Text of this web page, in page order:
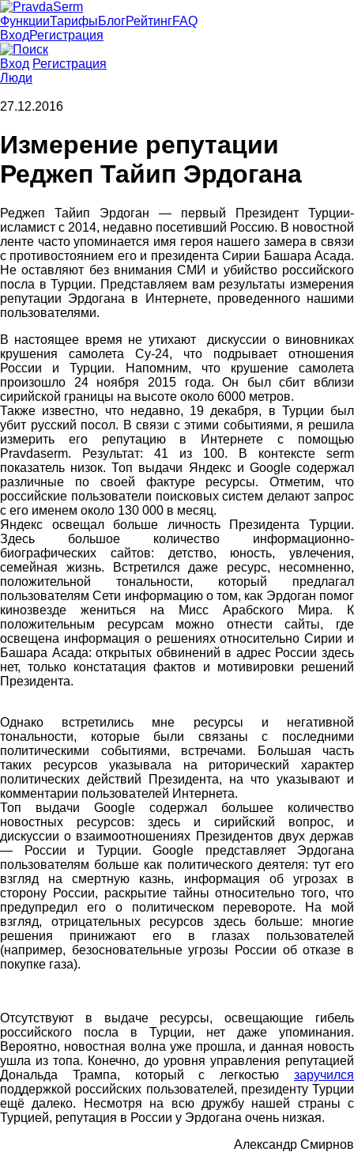
ФункцииТарифыБлогРейтингFAQ
ВходРегистрация
Вход Регистрация
Люди
27.12.2016
Измерение репутации
Реджеп Тайип Эрдогана
Реджеп Тайип Эрдоган — первый Президент Турции-
исламист с 2014, недавно посетивший Россию. В новостной
ленте часто упоминается имя героя нашего замера в связи
с противостоянием его и президента Сирии Башара Асада.
Не оставляют без внимания СМИ и убийство российского
посла в Турции. Представляем вам результаты измерения
репутации Эрдогана в Интернете, проведенного нашими
пользователями.
В настоящее время не утихают дискуссии о виновниках
крушения самолета Су-24, что подрывает отношения
России и Турции. Напомним, что крушение самолета
произошло 24 ноября 2015 года. Он был сбит вблизи
сирийской границы на высоте около 6000 метров.
Также известно, что недавно, 19 декабря, в Турции был
убит русский посол. В связи с этими событиями, я решила
измерить его репутацию в Интернете с помощью
Pravdaserm. Результат: 41 из 100. В контексте serm
показатель низок. Топ выдачи Яндекс и Google содержал
различные по своей фактуре ресурсы. Отметим, что
российские пользователи поисковых систем делают запрос
с его именем около 130 000 в месяц.
Яндекс освещал больше личность Президента Турции.
Здесь большое количество информационно-
биографических сайтов: детство, юность, увлечения,
семейная жизнь. Встретился даже ресурс, несомненно,
положительной тональности, который предлагал
пользователям Сети информацию о том, как Эрдоган помог
кинозвезде жениться на Мисс Арабского Мира. К
положительным ресурсам можно отнести сайты, где
освещена информация о решениях относительно Сирии и
Башара Асада: открытых обвинений в адрес России здесь
нет, только констатация фактов и мотивировки решений
Президента.
Однако встретились мне ресурсы и негативной
тональности, которые были связаны с последними
политическими событиями, встречами. Большая часть
таких ресурсов указывала на риторический характер
политических действий Президента, на что указывают и
комментарии пользователей Интернета.
Топ выдачи Google содержал большее количество
новостных ресурсов: здесь и сирийский вопрос, и
дискуссии о взаимоотношениях Президентов двух держав
— России и Турции. Google представляет Эрдогана
пользователям больше как политического деятеля: тут его
взгляд на смертную казнь, информация об угрозах в
сторону России, раскрытие тайны относительно того, что
предупредил его о политическом перевороте. На мой
взгляд, отрицательных ресурсов здесь больше: многие
решения принижают его в глазах пользователей
(например, безосновательные угрозы России об отказе в
покупке газа).
Отсутствуют в выдаче ресурсы, освещающие гибель
российского посла в Турции, нет даже упоминания.
Вероятно, новостная волна уже прошла, и данная новость
ушла из топа. Конечно, до уровня управления репутацией
Дональда Трампа, который с легкостью заручился
поддержкой российских пользователей, президенту Турции
ещё далеко. Несмотря на всю дружбу нашей страны с
Турцией, репутация в России у Эрдогана очень низкая.
Александр Смирнов